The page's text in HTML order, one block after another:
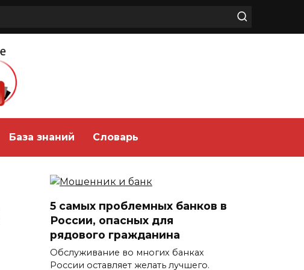
База знаний Словарь
5 самых проблемных банков в
России, опасных для
рядового гражданина
Обслуживание во многих банках
России оставляет желать лучшего.